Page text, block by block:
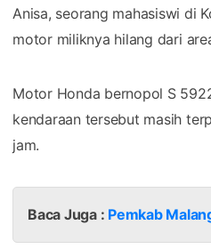
Anisa, seorang mahasiswi di
motor miliknya hilang dari
Motor Honda bernopol S
kendaraan tersebut masih
jam.
Baca Juga : Pemkab